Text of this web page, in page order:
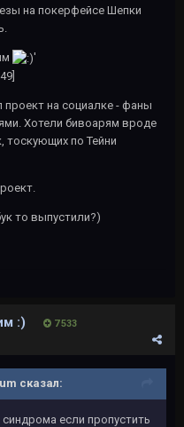
на покерфейсе Шепки
'
на социалке - фаны
Хотели бивоарям вроде
тоскующих по Тейни
то выпустили?)
:) 7 533
сказал:
если пропустить